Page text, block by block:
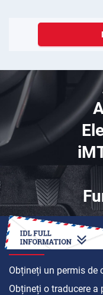
CUM SĂ
Obțineți un permis de
Obțineți o traducere a